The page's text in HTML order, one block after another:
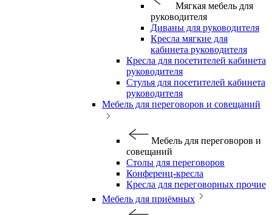
Мягкая мебель для
руководителя
Диваны для руководителя
Кресла мягкие для
кабинета руководителя
Кресла для посетителей кабинета
руководителя
Стулья для посетителей кабинета
руководителя
Мебель для переговоров и совещаний
Мебель для переговоров и
совещаний
Столы для переговоров
Конференц-кресла
Кресла для переговорных прочие
Мебель для приёмных